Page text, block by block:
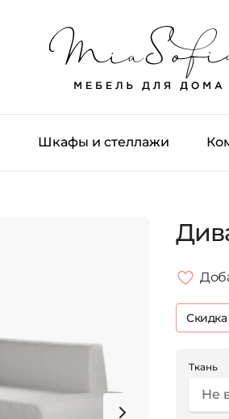
Шкафы и стеллажи
Скидка
Ткань
Не